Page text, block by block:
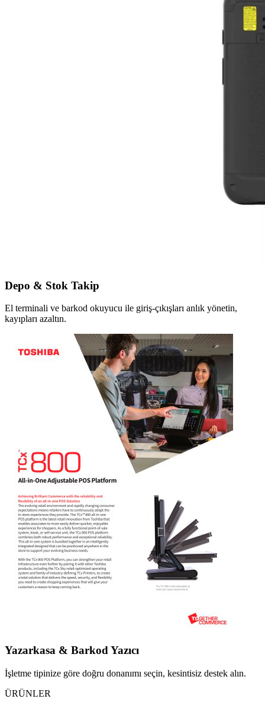
Depo & Stok Takip
El terminali ve barkod okuyucu ile giriş-çıkışları anlık yönetin,
kayıpları azaltın.
Yazarkasa & Barkod Yazıcı
İşletme tipinize göre doğru donanımı seçin, kesintisiz destek alın.
ÜRÜNLER